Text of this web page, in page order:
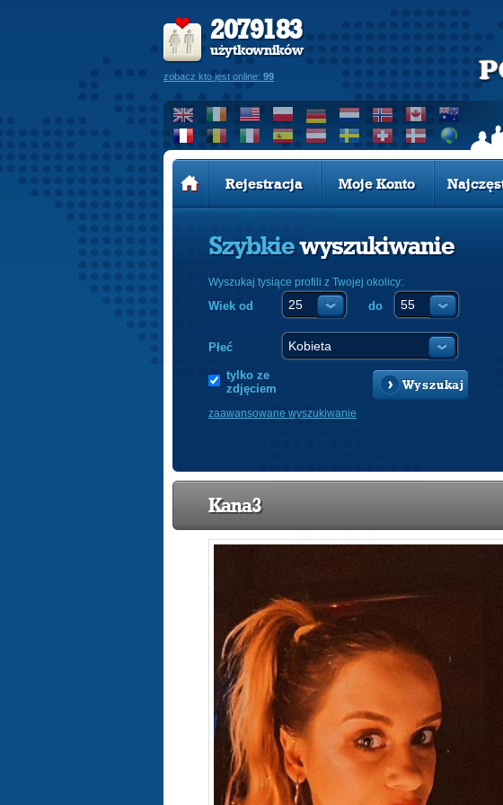
2079183
użytkowników
zobacz kto jest online: 99
Rejestracja Moje Konto
Szybkiewyszukiwanie
Wyszukaj tysiące profili z Twojej okolicy:
Wiek od do
Płeć
tylko ze
zdjęciem
Wyszukaj
zaawansowane wyszukiwanie
Kana3